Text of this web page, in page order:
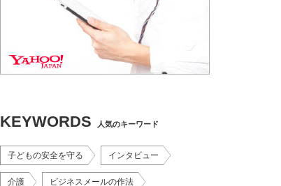
KEYWORDS 人気のキーワード
子どもの安全を守る インタビュー
介護 ビジネスメールの作法